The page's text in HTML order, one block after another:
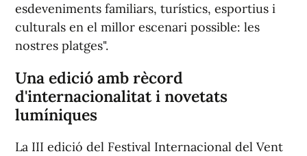
esdeveniments familiars, turístics, esportius i
culturals en el millor escenari possible: les
nostres platges".
Una edició amb rècord
d'internacionalitat i novetats
lumíniques
La III edició del Festival Internacional del Vent